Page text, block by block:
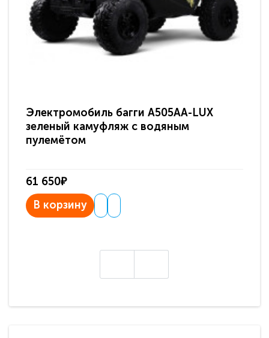
Электромобиль багги A505AA-LUX
зеленый камуфляж с водяным
пулемётом
61 650₽
В корзину